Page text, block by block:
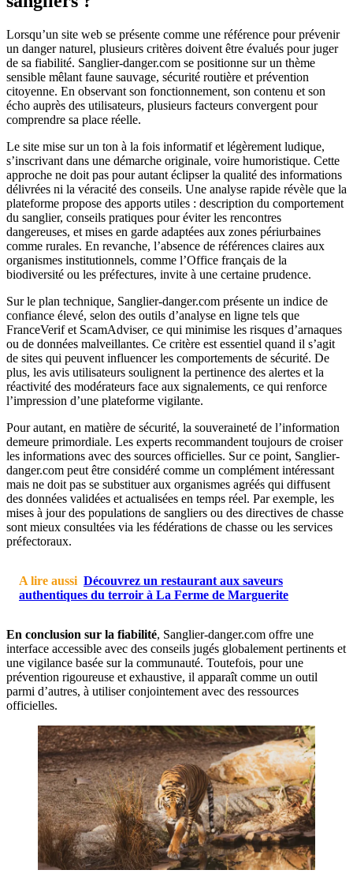
Lorsqu’un site web se présente comme une référence pour prévenir
un danger naturel, plusieurs critères doivent être évalués pour juger
de sa fiabilité. Sanglier-danger.com se positionne sur un thème
sensible mêlant faune sauvage, sécurité routière et prévention
citoyenne. En observant son fonctionnement, son contenu et son
écho auprès des utilisateurs, plusieurs facteurs convergent pour
comprendre sa place réelle.
Le site mise sur un ton à la fois informatif et légèrement ludique,
s’inscrivant dans une démarche originale, voire humoristique. Cette
approche ne doit pas pour autant éclipser la qualité des informations
délivrées ni la véracité des conseils. Une analyse rapide révèle que la
plateforme propose des apports utiles : description du comportement
du sanglier, conseils pratiques pour éviter les rencontres
dangereuses, et mises en garde adaptées aux zones périurbaines
comme rurales. En revanche, l’absence de références claires aux
organismes institutionnels, comme l’Office français de la
biodiversité ou les préfectures, invite à une certaine prudence.
Sur le plan technique, Sanglier-danger.com présente un indice de
confiance élevé, selon des outils d’analyse en ligne tels que
FranceVerif et ScamAdviser, ce qui minimise les risques d’arnaques
ou de données malveillantes. Ce critère est essentiel quand il s’agit
de sites qui peuvent influencer les comportements de sécurité. De
plus, les avis utilisateurs soulignent la pertinence des alertes et la
réactivité des modérateurs face aux signalements, ce qui renforce
l’impression d’une plateforme vigilante.
Pour autant, en matière de sécurité, la souveraineté de l’information
demeure primordiale. Les experts recommandent toujours de croiser
les informations avec des sources officielles. Sur ce point, Sanglier-
danger.com peut être considéré comme un complément intéressant
mais ne doit pas se substituer aux organismes agréés qui diffusent
des données validées et actualisées en temps réel. Par exemple, les
mises à jour des populations de sangliers ou des directives de chasse
sont mieux consultées via les fédérations de chasse ou les services
préfectoraux.
A lire aussi Découvrez un restaurant aux saveurs
authentiques du terroir à La Ferme de Marguerite
En conclusion sur la fiabilité, Sanglier-danger.com offre une
interface accessible avec des conseils jugés globalement pertinents et
une vigilance basée sur la communauté. Toutefois, pour une
prévention rigoureuse et exhaustive, il apparaît comme un outil
parmi d’autres, à utiliser conjointement avec des ressources
officielles.